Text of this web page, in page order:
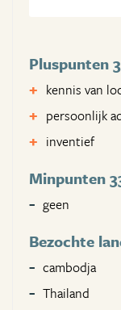
Pluspunten
kennis van
persoonlijk
inventief
Minpunten
geen
Bezochte
cambodja
Thailand